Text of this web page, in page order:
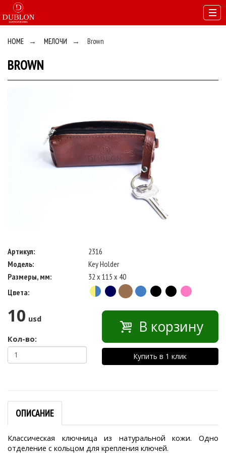
HOME → МЕЛОЧИ → Brown
BROWN
Артикул:
2316
Модель:
Key Holder
Размеры, мм:
32 x 115 x 40
Цвета:
10 usd
Кол-во:
В корзину
Купить в 1 клик
ОПИСАНИЕ
Классическая ключница из натуральной кожи. Одно
отделение с кольцом для крепления ключей.